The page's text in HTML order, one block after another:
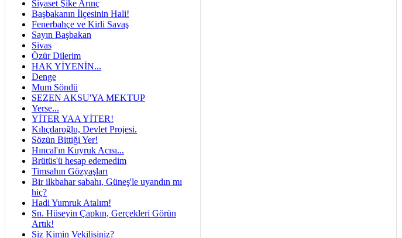
Siyaset Şike Arınç
Başbakanın İlçesinin Hali!
Fenerbahçe ve Kirli Savaş
Sayın Başbakan
Sivas
Özür Dilerim
HAK YİYENİN...
Denge
Mum Söndü
SEZEN AKSU'YA MEKTUP
Yerse...
YİTER YAA YİTER!
Kılıçdaroğlu, Devlet Projesi.
Sözün Bittiği Yer!
Hıncal'ın Kuyruk Acısı...
Brütüs'ü hesap edemedim
Timsahın Gözyaşları
Bir ilkbahar sabahı, Güneş'le uyandın mı
hiç?
Hadi Yumruk Atalım!
Sn. Hüseyin Çapkın, Gerçekleri Görün
Artık!
Siz Kimin Vekilisiniz?